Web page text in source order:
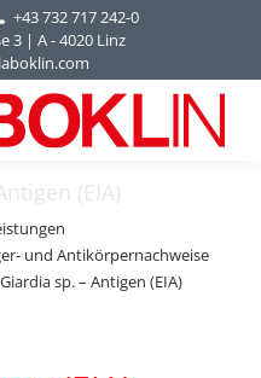
+43 732 717 242-0
3 | A - 4020 Linz
(EIA)
und Antikörpernachweise
Giardia sp. – Antigen (EIA)